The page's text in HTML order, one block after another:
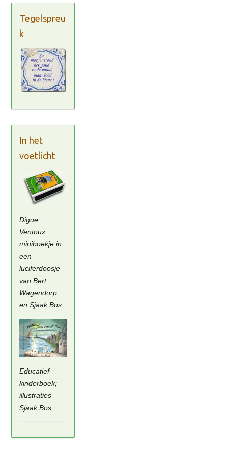
Tegelspreu
k
In het
voetlicht
Digue
Ventoux:
miniboekje in
een
luciferdoosje
van Bert
Wagendorp
en Sjaak Bos
Educatief
kinderboek;
illustraties
Sjaak Bos